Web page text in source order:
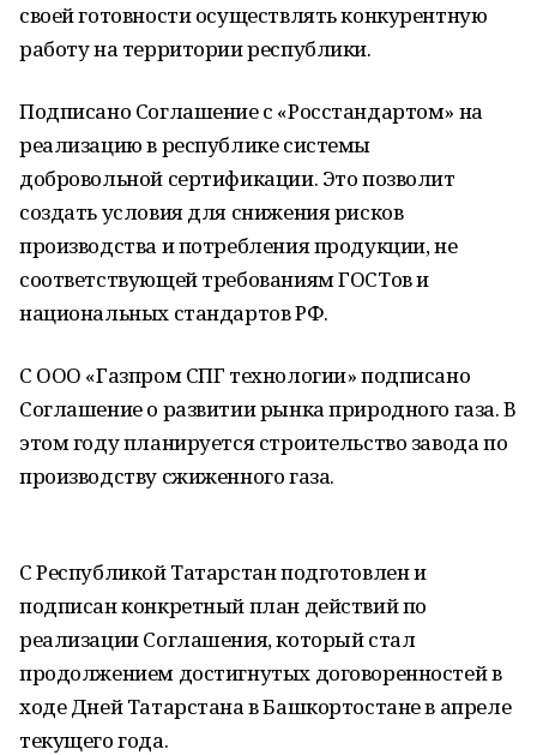
своей готовности осуществлять конкурентную
работу на территории республики.
Подписано Соглашение с «Росстандартом» на
реализацию в республике системы
добровольной сертификации. Это позволит
создать условия для снижения рисков
производства и потребления продукции, не
соответствующей требованиям ГОСТов и
национальных стандартов РФ.
С ООО «Газпром СПГ технологии» подписано
Соглашение о развитии рынка природного газа. В
этом году планируется строительство завода по
производству сжиженного газа.
С Республикой Татарстан подготовлен и
подписан конкретный план действий по
реализации Соглашения, который стал
продолжением достигнутых договоренностей в
ходе Дней Татарстана в Башкортостане в апреле
текущего года.